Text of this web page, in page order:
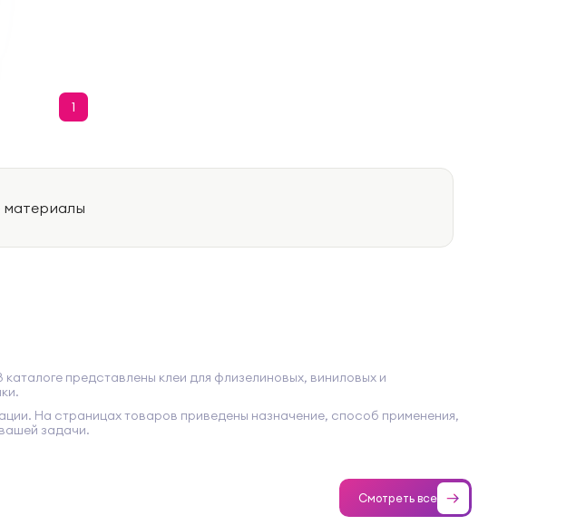
1
представлены клеи для флизелиновых, виниловых и
На страницах товаров приведены назначение, способ применения,
задачи.
Смотреть все